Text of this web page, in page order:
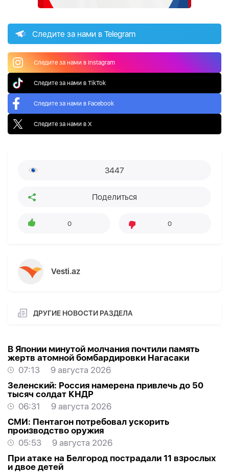
Следите за нами в Telegram
Следите за нами в Instagram
Следите за нами в TikTok
Следите за нами в Facebook
Следите за нами в X
3447
Поделиться
0 0
Vesti.az
ДРУГИЕ НОВОСТИ РАЗДЕЛА
В Японии минутой молчания почтили память
жертв атомной бомбардировки Нагасаки
07:13
9 августа 2026
Зеленский: Россия намерена привлечь до 50
тысяч солдат КНДР
06:31
9 августа 2026
СМИ: Пентагон потребовал ускорить
производство оружия
05:53
9 августа 2026
При атаке на Белгород пострадали 11 взрослых
и двое детей